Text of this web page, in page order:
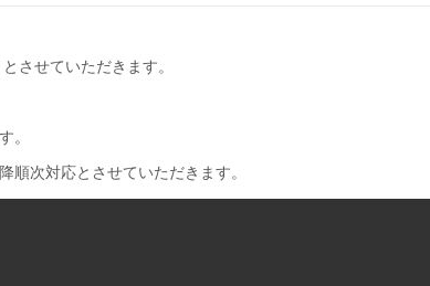
させていただきます。
。
次対応とさせていただきます。